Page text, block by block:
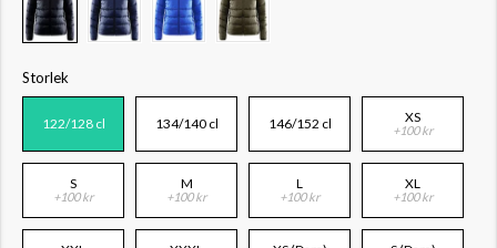
Storlek
122/128 cl 134/140 cl 146/152 cl XS
+100 kr
S
+100 kr
M
+100 kr
L
+100 kr
XL
+100 kr